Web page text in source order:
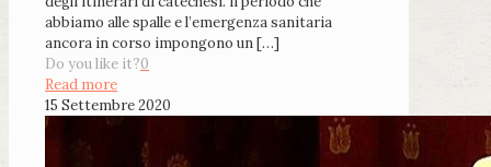
abbiamo alle spalle e l’emergenza sanitaria
ancora in corso impongono un[…]
Do you like it?0
Read more
15 Settembre 2020